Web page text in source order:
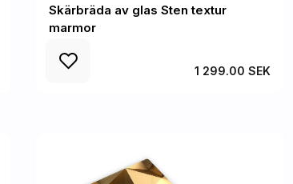
Skärbräda av glas Sten textur
marmor
1 299.00 SEK